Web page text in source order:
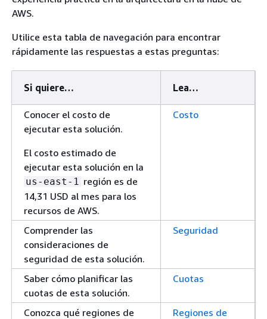
AWS.
Utilice esta tabla de navegación para encontrar
rápidamente las respuestas a estas preguntas:
Si quiere… Lea…
Conocer el costo de
ejecutar esta solución.
El costo estimado de
ejecutar esta solución en la
us-east-1 región es de
14,31 USD al mes para los
recursos de AWS.
Costo
Comprender las
consideraciones de
seguridad de esta solución.
Seguridad
Saber cómo planificar las
cuotas de esta solución.
Cuotas
Conozca qué regiones de
Regiones de